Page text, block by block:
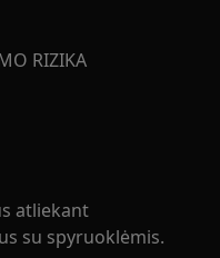
RIZIKA
atliekant
su spyruoklėmis.